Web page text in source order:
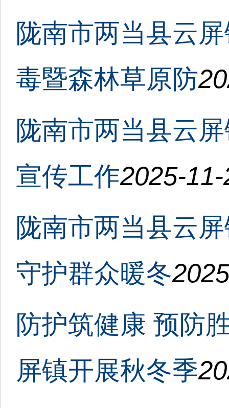
陇南市两当县云
毒暨森林草原防
陇南市两当县云
宣传工作2025-
陇南市两当县云
守护群众暖冬
防护筑健康 预防
屏镇开展秋冬季